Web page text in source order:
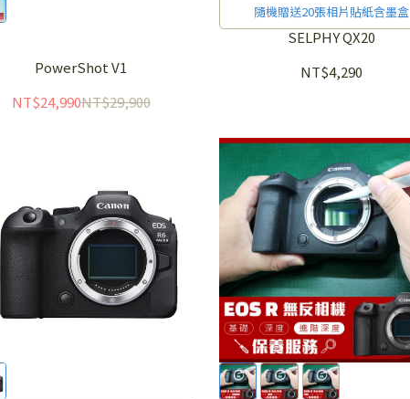
PowerShot V1
NT$24,990NT$29,900
隨機贈送20張相片貼紙含墨盒
SELPHY QX20
NT$4,290